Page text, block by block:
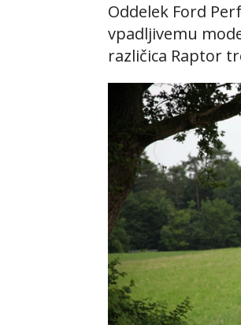
Oddelek Ford
vpadljivemu
različica Raptor